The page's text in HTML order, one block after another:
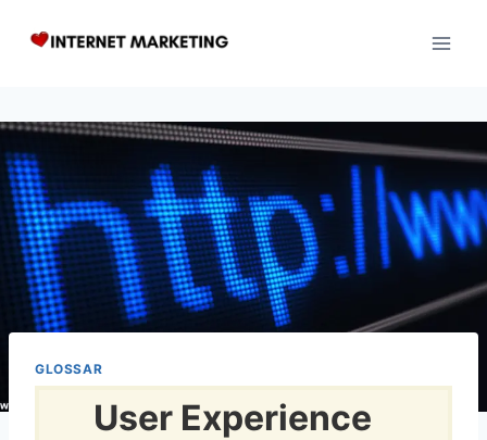
Inhalt
GLOSSAR
User Experience